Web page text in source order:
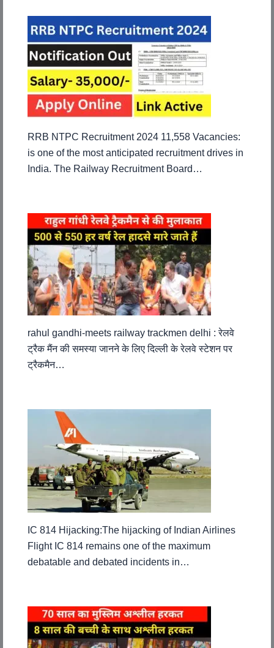
RRB NTPC Recruitment 2024 11,558 Vacancies:
is one of the most anticipated recruitment drives in
India. The Railway Recruitment Board…
rahul gandhi-meets railway trackmen delhi : रेलवे
ट्रैक मैंन की समस्या जानने के लिए दिल्ली के रेलवे स्टेशन पर
ट्रैकमैन…
IC 814 Hijacking:The hijacking of Indian Airlines
Flight IC 814 remains one of the maximum
debatable and debated incidents in…